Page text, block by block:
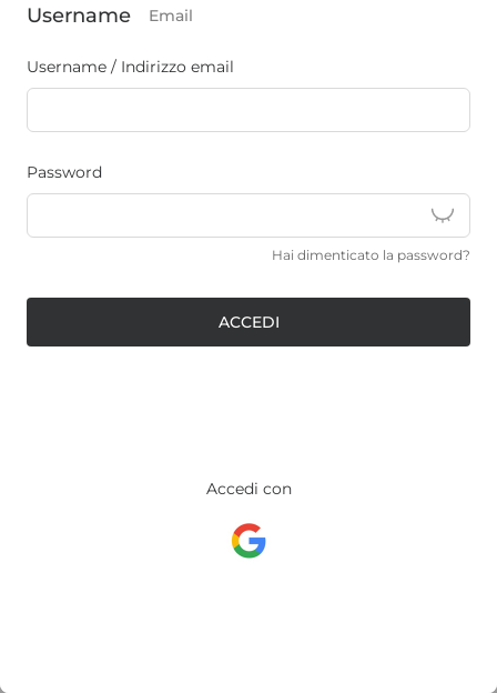
Username Email
Username / Indirizzo email
Password
Hai dimenticato la password?
ACCEDI
Accedi con